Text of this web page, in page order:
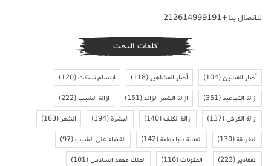
للاتصال بنا+212614999191
كلمات البحث
أخبار الفنانين(104) أخبار المشاهير(118) ابتسام تسكت(120)
ازالة التجاعيد(351) ازالة الشعر الزائد(151) ازالة الشيب(222)
ازالة الكرش(137) ازالة الكلف(140) البشرة(194) الشعر(163)
الطريقة(130) الفنانة دنيا بطمة(142) القضاء على الشيب(97)
المقادير(223) المكونات(116) الملك محمد السادس(101)